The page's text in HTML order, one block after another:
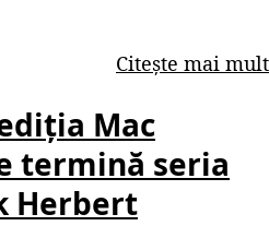
Citește mai mult
Mac
termină seria
Herbert